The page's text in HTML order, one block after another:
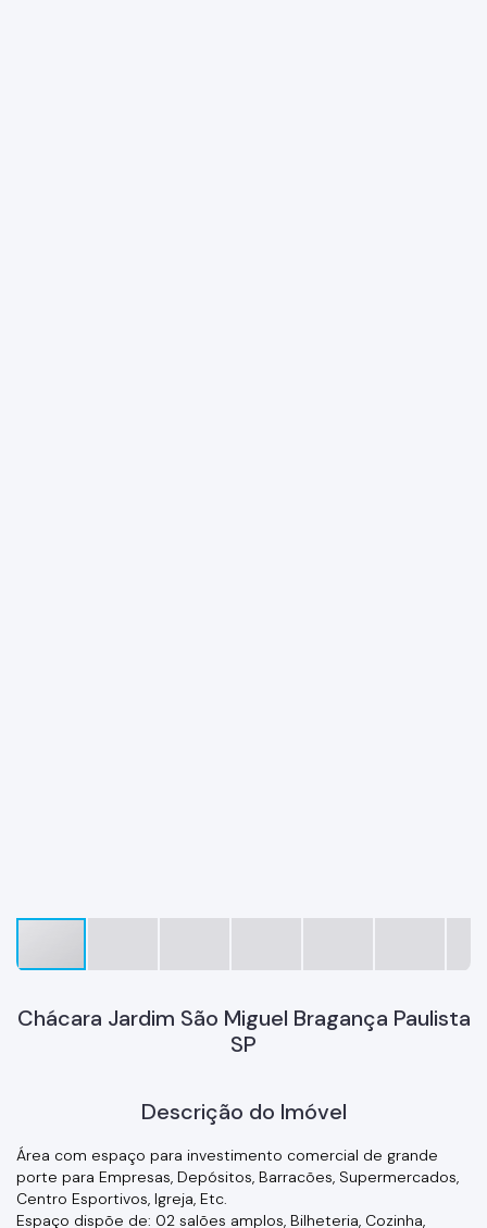
Chácara Jardim São Miguel Bragança Paulista
SP
Descrição do Imóvel
Área com espaço para investimento comercial de grande
porte para Empresas, Depósitos, Barracões, Supermercados,
Centro Esportivos, Igreja, Etc.
Espaço dispõe de: 02 salões amplos, Bilheteria, Cozinha,